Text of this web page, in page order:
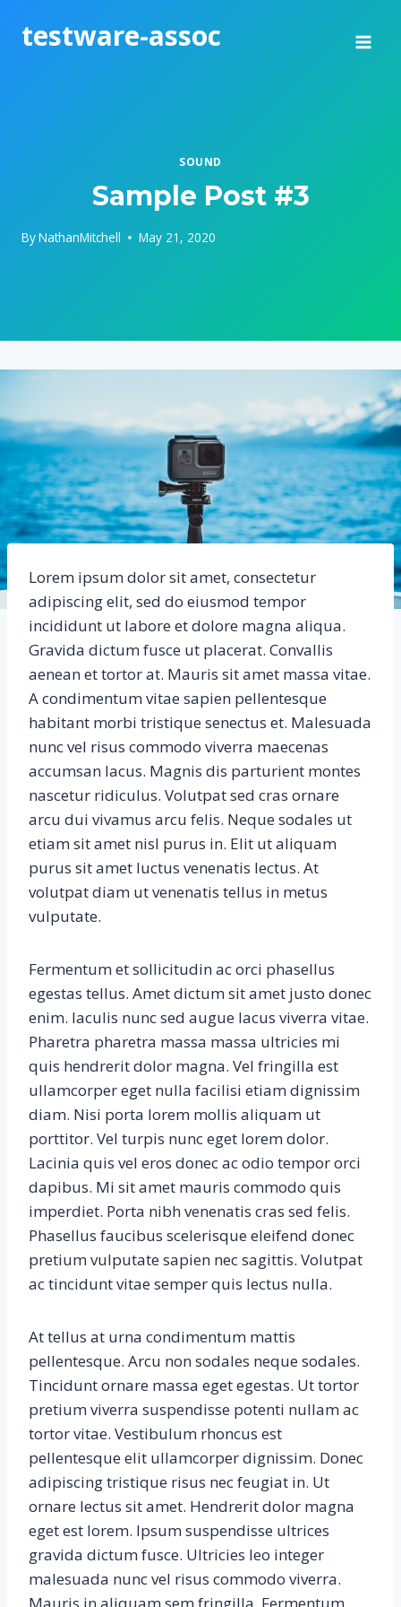
testware-assoc
SOUND
Sample Post #3
ByNathanMitchell May 21, 2020
Lorem ipsum dolor sit amet, consectetur
adipiscing elit, sed do eiusmod tempor
incididunt ut labore et dolore magna aliqua.
Gravida dictum fusce ut placerat. Convallis
aenean et tortor at. Mauris sit amet massa vitae.
A condimentum vitae sapien pellentesque
habitant morbi tristique senectus et. Malesuada
nunc vel risus commodo viverra maecenas
accumsan lacus. Magnis dis parturient montes
nascetur ridiculus. Volutpat sed cras ornare
arcu dui vivamus arcu felis. Neque sodales ut
etiam sit amet nisl purus in. Elit ut aliquam
purus sit amet luctus venenatis lectus. At
volutpat diam ut venenatis tellus in metus
vulputate.
Fermentum et sollicitudin ac orci phasellus
egestas tellus. Amet dictum sit amet justo donec
enim. Iaculis nunc sed augue lacus viverra vitae.
Pharetra pharetra massa massa ultricies mi
quis hendrerit dolor magna. Vel fringilla est
ullamcorper eget nulla facilisi etiam dignissim
diam. Nisi porta lorem mollis aliquam ut
porttitor. Vel turpis nunc eget lorem dolor.
Lacinia quis vel eros donec ac odio tempor orci
dapibus. Mi sit amet mauris commodo quis
imperdiet. Porta nibh venenatis cras sed felis.
Phasellus faucibus scelerisque eleifend donec
pretium vulputate sapien nec sagittis. Volutpat
ac tincidunt vitae semper quis lectus nulla.
At tellus at urna condimentum mattis
pellentesque. Arcu non sodales neque sodales.
Tincidunt ornare massa eget egestas. Ut tortor
pretium viverra suspendisse potenti nullam ac
tortor vitae. Vestibulum rhoncus est
pellentesque elit ullamcorper dignissim. Donec
adipiscing tristique risus nec feugiat in. Ut
ornare lectus sit amet. Hendrerit dolor magna
eget est lorem. Ipsum suspendisse ultrices
gravida dictum fusce. Ultricies leo integer
malesuada nunc vel risus commodo viverra.
Mauris in aliquam sem fringilla. Fermentum